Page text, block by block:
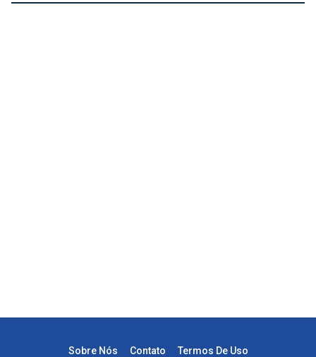
Sobre Nós Contato Termos De Uso